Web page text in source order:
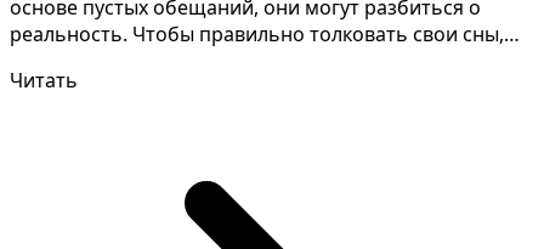
основе пустых обещаний, они могут разбиться о
реальность. Чтобы правильно толковать свои сны,
Читать